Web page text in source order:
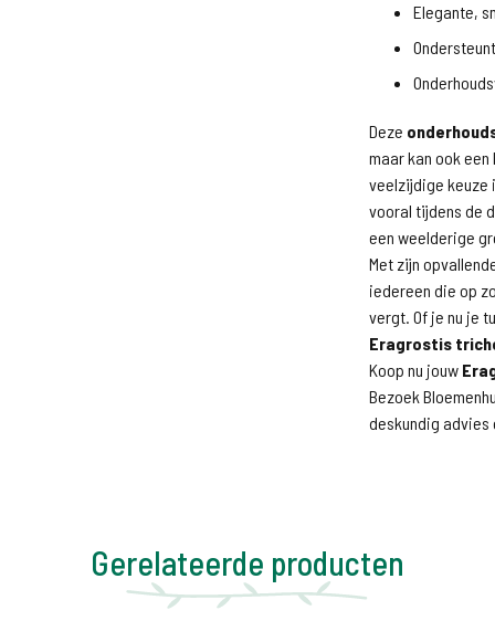
Elegante,
Deze
maar kan ook
veelzijdige keuze
vooral tijdens de
een weelderige
Met zijn
iedereen die op
vergt. Of je nu je
Eragrostis
Koop nu jouw
Bezoek
deskundig advies
Gerelateerde producten